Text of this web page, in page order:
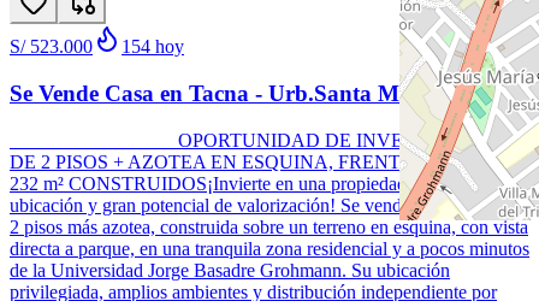
S/ 523.000 154 hoy
Se Vende Casa en Tacna - Urb.Santa Maria
OPORTUNIDAD DE INVERSIÓN! CASA
DE 2 PISOS + AZOTEA EN ESQUINA, FRENTE A PARQUE |
232 m² CONSTRUIDOS¡Invierte en una propiedad con excelente
ubicación y gran potencial de valorización! Se vende amplia casa de
2 pisos más azotea, construida sobre un terreno en esquina, con vista
directa a parque, en una tranquila zona residencial y a pocos minutos
de la Universidad Jorge Basadre Grohmann. Su ubicación
privilegiada, amplios ambientes y distribución independiente por